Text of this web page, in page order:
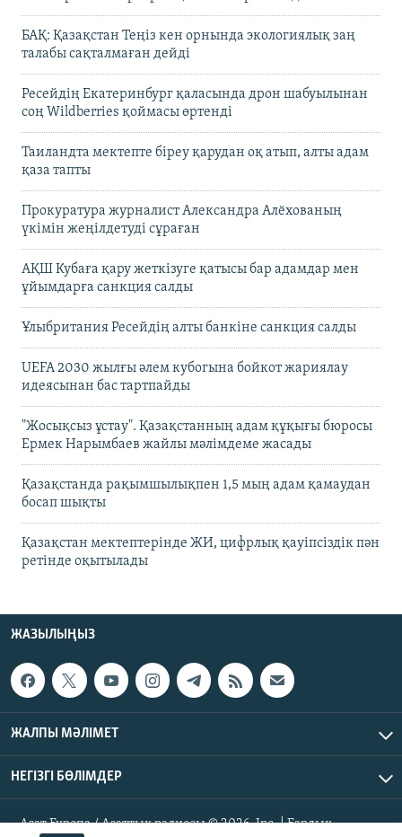
БАҚ: Қазақстан Теңіз кен орнында экологиялық заң
талабы сақталмаған дейді
Ресейдің Екатеринбург қаласында дрон шабуылынан
соң Wildberries қоймасы өртенді
Таиландта мектепте біреу қарудан оқ атып, алты адам
қаза тапты
Прокуратура журналист Александра Алёхованың
үкімін жеңілдетуді сұраған
АҚШ Кубаға қару жеткізуге қатысы бар адамдар мен
ұйымдарға санкция салды
Ұлыбритания Ресейдің алты банкіне санкция салды
UEFA 2030 жылғы әлем кубогына бойкот жариялау
идеясынан бас тартпайды
"Жосықсыз ұстау". Қазақстанның адам құқығы бюросы
Ермек Нарымбаев жайлы мәлімдеме жасады
Қазақстанда рақымшылықпен 1,5 мың адам қамаудан
босап шықты
Қазақстан мектептерінде ЖИ, цифрлық қауіпсіздік пән
ретінде оқытылады
ЖАЗЫЛЫҢЫЗ
ЖАЛПЫ МӘЛІМЕТ
НЕГІЗГІ БӨЛІМДЕР
Азат Еуропа / Азаттық радиосы © 2026, Inc. | Барлық